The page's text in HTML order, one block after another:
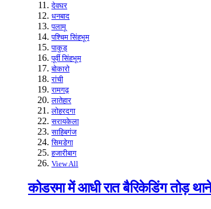
देवघर
धनबाद
पलामू
पश्चिम सिंहभूम
पाकुड़
पूर्वी सिंहभूम
बोकारो
रांची
रामगढ़
लातेहार
लोहरदगा
सरायकेला
साहिबगंज
सिमडेगा
हजारीबाग
View All
कोडरमा में आधी रात बैरिकेडिंग तोड़